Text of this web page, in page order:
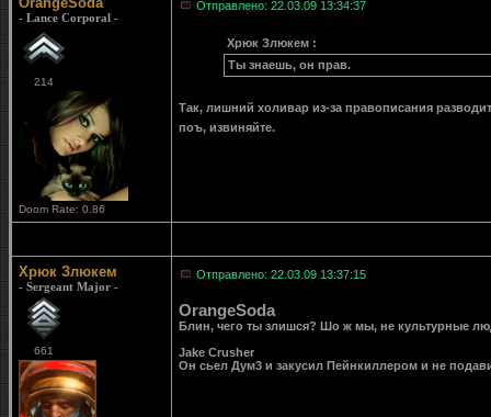
- Lance Corporal -
214
Doom Rate: 0.86
Отправлено: 22.03.09 13:34:37
Хрюк Злюкем :
Ты знаешь, он прав.
Так, лишний холивар из-за правописания
поъ, извиняйте.
Хрюк Злюкем
- Sergeant Major -
661
Отправлено: 22.03.09 13:37:15
OrangeSoda
Блин, чего ты злишся? Шо ж мы, не культурные
Jake Crusher
Он сьел Дум3 и закусил Пейнкиллером и не